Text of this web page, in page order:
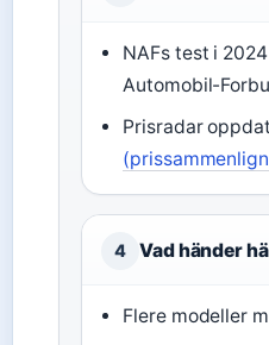
NAFs test i
Automobil-
Prisradar
4 Vad händer
Flere modeller